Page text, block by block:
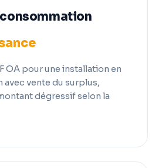
OA pour une installation en
vente du surplus,
dégressif selon la